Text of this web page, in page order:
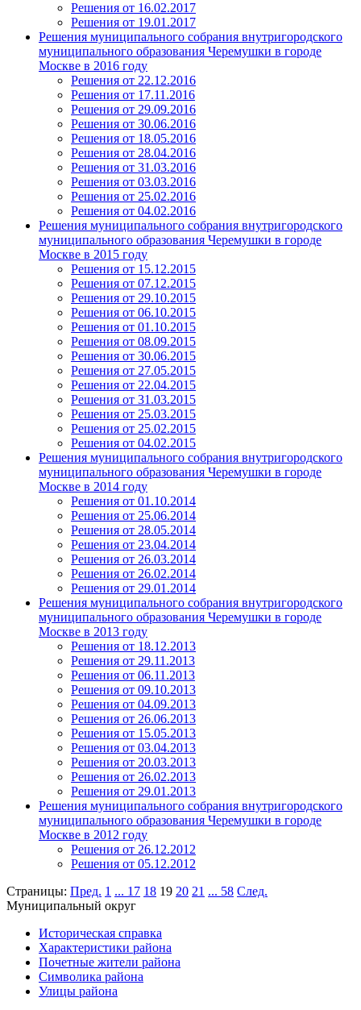
Решения от 16.02.2017
Решения от 19.01.2017
Решения муниципального собрания внутригородского
муниципального образования Черемушки в городе
Москве в 2016 году
Решения от 22.12.2016
Решения от 17.11.2016
Решения от 29.09.2016
Решения от 30.06.2016
Решения от 18.05.2016
Решения от 28.04.2016
Решения от 31.03.2016
Решения от 03.03.2016
Решения от 25.02.2016
Решения от 04.02.2016
Решения муниципального собрания внутригородского
муниципального образования Черемушки в городе
Москве в 2015 году
Решения от 15.12.2015
Решения от 07.12.2015
Решения от 29.10.2015
Решения от 06.10.2015
Решения от 01.10.2015
Решения от 08.09.2015
Решения от 30.06.2015
Решения от 27.05.2015
Решения от 22.04.2015
Решения от 31.03.2015
Решения от 25.03.2015
Решения от 25.02.2015
Решения от 04.02.2015
Решения муниципального собрания внутригородского
муниципального образования Черемушки в городе
Москве в 2014 году
Решения от 01.10.2014
Решения от 25.06.2014
Решения от 28.05.2014
Решения от 23.04.2014
Решения от 26.03.2014
Решения от 26.02.2014
Решения от 29.01.2014
Решения муниципального собрания внутригородского
муниципального образования Черемушки в городе
Москве в 2013 году
Решения от 18.12.2013
Решения от 29.11.2013
Решения от 06.11.2013
Решения от 09.10.2013
Решения от 04.09.2013
Решения от 26.06.2013
Решения от 15.05.2013
Решения от 03.04.2013
Решения от 20.03.2013
Решения от 26.02.2013
Решения от 29.01.2013
Решения муниципального собрания внутригородского
муниципального образования Черемушки в городе
Москве в 2012 году
Решения от 26.12.2012
Решения от 05.12.2012
Страницы: Пред. 1 ... 17 18 19 20 21 ... 58 След.
Муниципальный округ
Историческая справка
Характеристики района
Почетные жители района
Символика района
Улицы района